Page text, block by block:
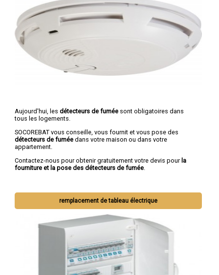
Aujourd'hui, les détecteurs de fumée sont obligatoires dans
tous les logements.
SOCOREBAT vous conseille, vous fournit et vous pose des
détecteurs de fumée dans votre maison ou dans votre
appartement.
Contactez-nous pour obtenir gratuitement votre devis pour la
fourniture et la pose des détecteurs de fumée
remplacement de tableau électrique